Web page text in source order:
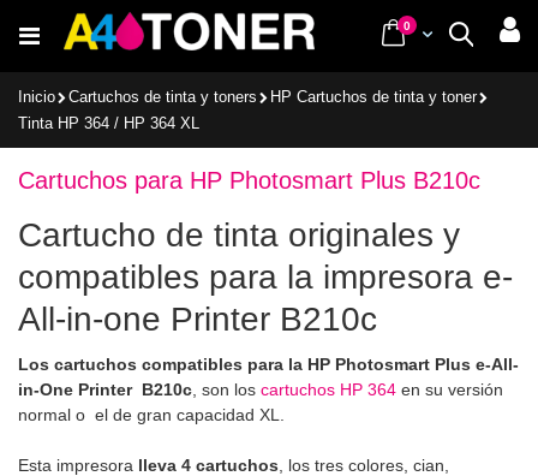
al
Buscar
Cart
0items
Inicio Cartuchos de tinta y toners
HP Cartuchos de tinta y toner
Tinta HP 364 / HP 364 XL
Cartuchos para HP Photosmart Plus B210c
Cartucho de tinta originales y
compatibles para la impresora e-
All-in-one Printer B210c
Los cartuchos compatibles para la HP Photosmart Plus e-All-
in-One Printer B210c , son los cartuchos HP 364 en su versión
normal o el de gran capacidad XL.
Esta impresora lleva 4 cartuchos , los tres colores, cian,